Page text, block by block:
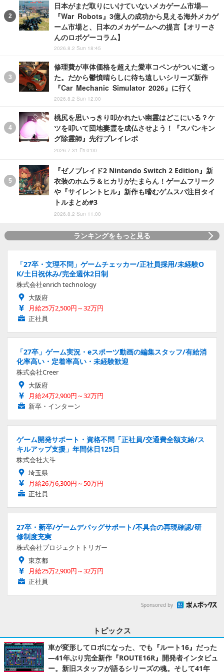
日本がまだ取りにいけていないメカゲーム市場―
『War Robots』3億人の成功から見える海外メカゲ
ーム市場と、日本のメカゲームへの提言【オリーさ
んのロボゲーコラム】
2026.8.2 Sun 18:45
修理費が車体価格を超えた愛車コペンがついに逝っ
た。だから鬱憤晴らしに待ち遠しいシリーズ新作
『Car Mechanic Simulator 2026』に行く
2026.8.2 Sun 12:00
桃尻を思いっきり叩かれたい幽霊はどこにいる？ケ
ツを叩いて団地妻霊を成仏させよう！『スパンキン
グ除霊師』先行プレイレポ
2026.7.31 Fri 0:00
『ゼノブレイド2 Nintendo Switch 2 Edition』新
衣装のホムラ＆ヒカリがたまらん！ゲームフリーク
や『サイレントヒル』新作も嗜むゲムスパ注目タイ
トルまとめ#3
2026.8.2 Sun 11:00
ランキングをもっと見る
「27卒・文理不問」ゲームチェッカー/正社員採用/未経験O
K/土日祝休み/完全週休2日制
株式会社enrich technology
大阪府
月給25万2,500円～32万円
正社員
「27卒」ゲーム実況・eスポーツ動画の編集スタッフ/有給消
化率高い・定着率高い・未経験歓迎
株式会社Creer
大阪府
月給24万2,900円～32万円
新卒・インターン
ゲーム開発サポート・資格不問「正社員/交通費全額支給/ス
キルアップ支援」年間休日125日
株式会社大斗
埼玉県
月給26万6,300円～50万円
正社員
27卒・新卒/ゲームデバッグサポート/不具合の再現確認/研
修制度充実
株式会社プロジェクトトリガー
東京都
月給25万2,900円～32万円
正社員
Sponsored by
トピックス
車が変形してロボになった、でも『ルート16』だった
―41年ぶり完全新作『ROUTE16R』開発者インタビュ
ー。新旧スタッフが語るシリーズの魂。そして41年